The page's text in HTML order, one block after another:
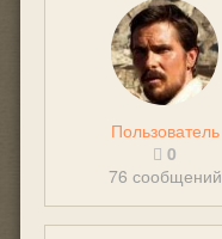
Пользователь
0
76 сообщений